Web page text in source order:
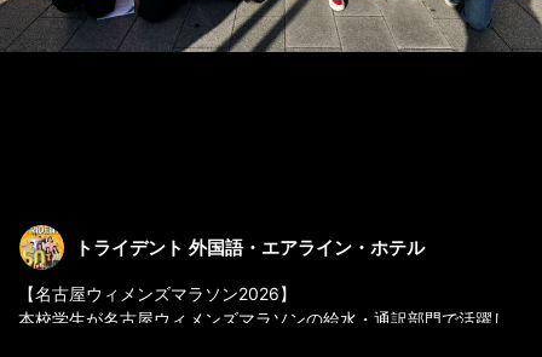
トライデント 外国語・エアライン・ホテル
【名古屋ウィメンズマラソン2026】
本校学生が名古屋ウィメンズマラソンの給水・通訳部門で活躍し